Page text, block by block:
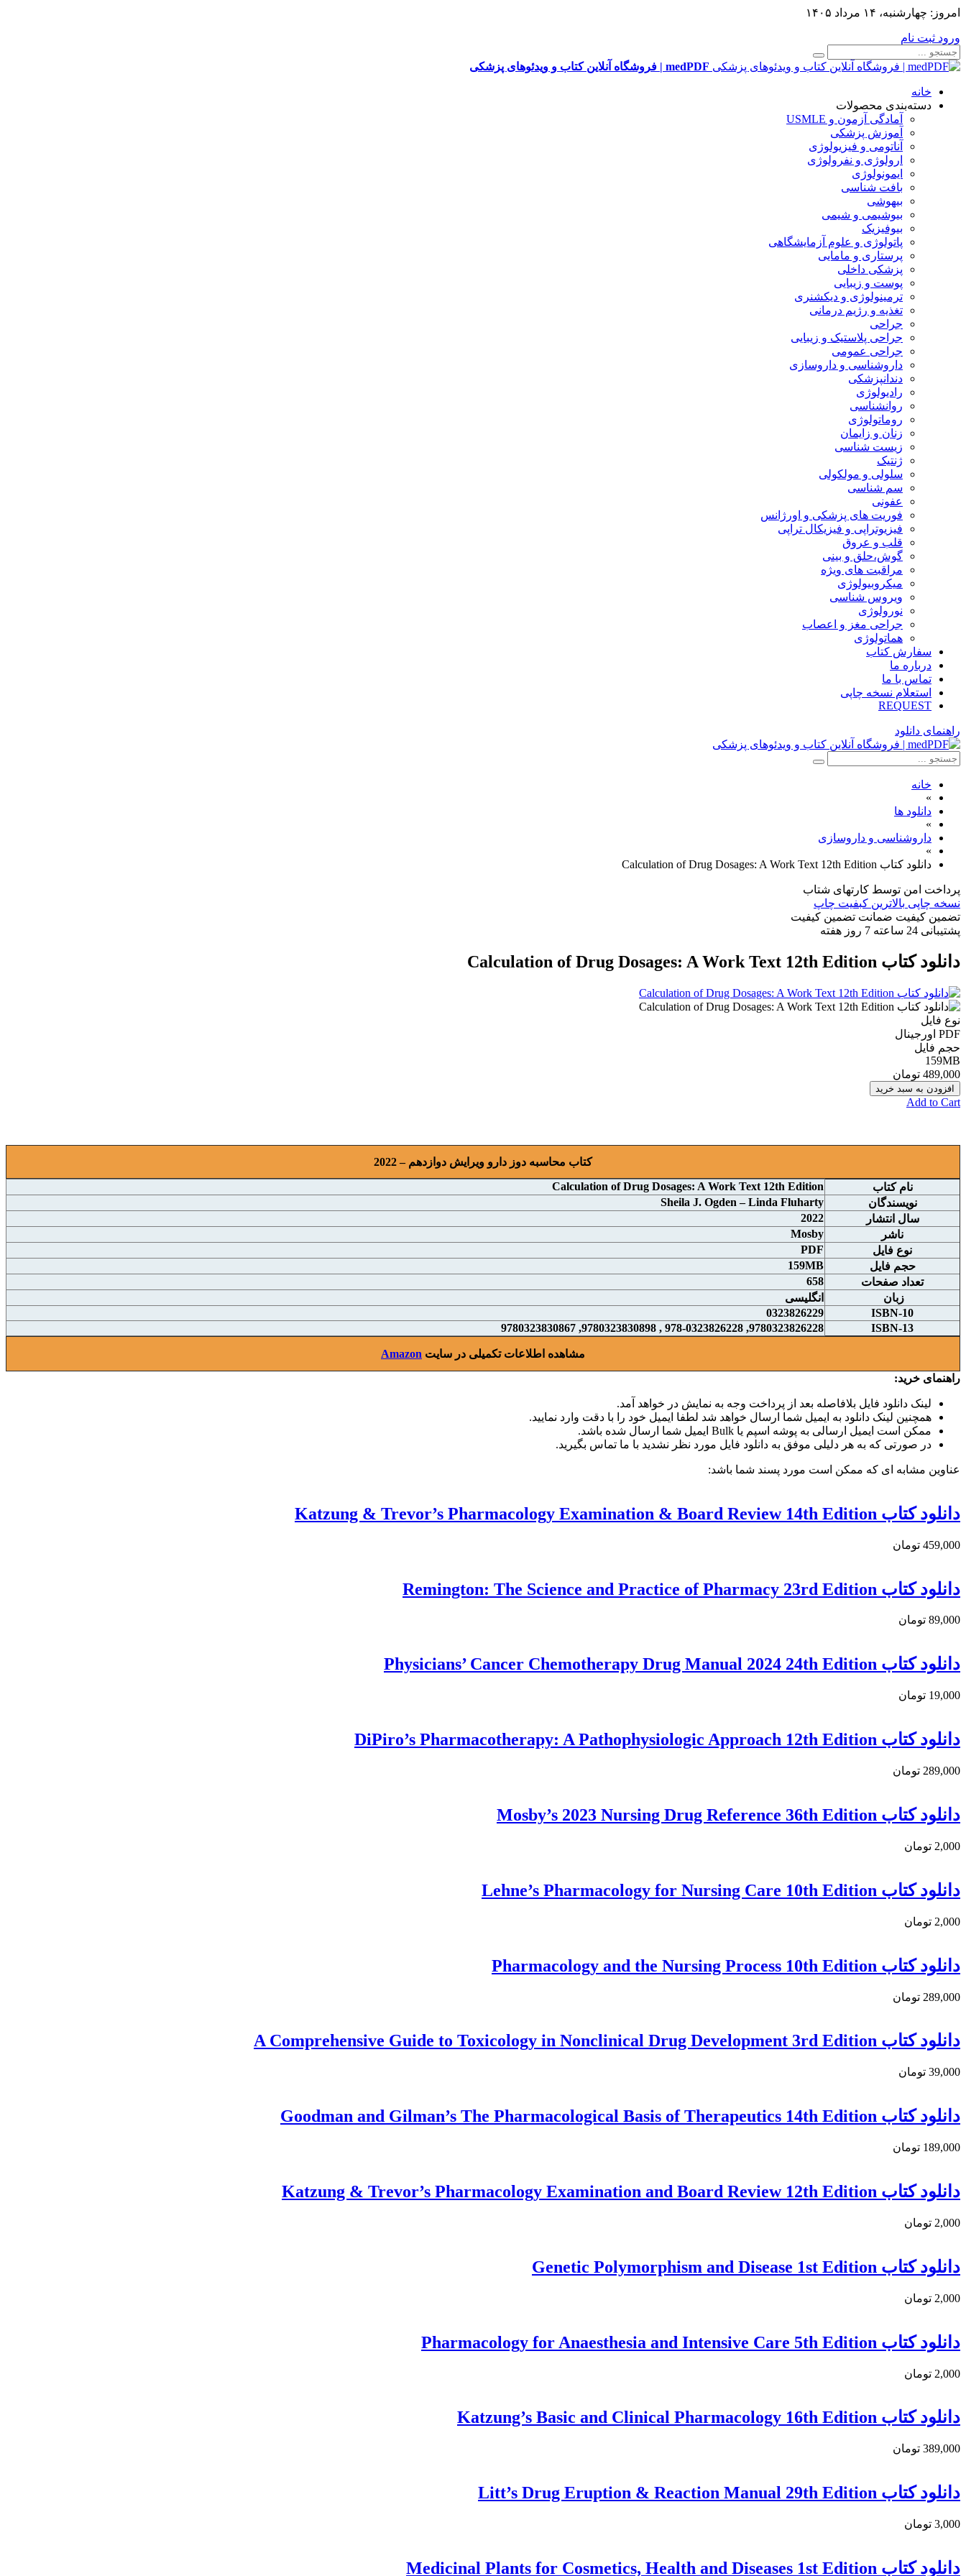
امروز: چهارشنبه، ۱۴ مرداد ۱۴۰۵
ورود ثبت نام
medPDF | فروشگاه آنلاین کتاب و ویدئوهای پزشکی
خانه
دسته‌بندی محصولات
آمادگی آزمون و USMLE
آموزش پزشکی
آناتومی و فیزیولوژی
ارولوژی و نفرولوژی
ایمونولوژی
بافت شناسی
بیهوشی
بیوشیمی و شیمی
بیوفیزیک
پاتولوژی و علوم آزمایشگاهی
پرستاری و مامایی
پزشکی داخلی
پوست و زیبایی
ترمینولوژی و دیکشنری
تغذیه و رژیم درمانی
جراحی
جراحی پلاستیک و زیبایی
جراحی عمومی
داروشناسی و داروسازی
دندانپزشکی
رادیولوژی
روانشناسی
روماتولوژی
زنان و زایمان
زیست شناسی
ژنتیک
سلولی و مولکولی
سم شناسی
عفونی
فوریت های پزشکی و اورژانس
فیزیوتراپی و فیزیکال تراپی
قلب و عروق
گوش،حلق و بینی
مراقبت های ویژه
میکروبیولوژی
ویروس شناسی
نورولوژی
جراحی مغز و اعصاب
هماتولوژی
سفارش کتاب
درباره ما
تماس با ما
استعلام نسخه چاپی
REQUEST
راهنمای دانلود
خانه
»
دانلود ها
»
داروشناسی و داروسازی
»
دانلود كتاب Calculation of Drug Dosages: A Work Text 12th Edition
پرداخت امن توسط کارتهای شتاب
نسخه چاپی بالاترین کبفیت چاپ
تضمین کیفیت ضمانت تضمین کیفیت
پشتیبانی 24 ساعته 7 روز هفته
دانلود كتاب Calculation of Drug Dosages: A Work Text 12th Edition
نوع فایل
PDF اورجينال
حجم فایل
159MB
489,000 تومان
افزودن به سبد خرید
Add to Cart
کتاب محاسبه دوز دارو ویرایش دوازدهم – 2022
نام کتاب
Calculation of Drug Dosages: A Work Text 12th Edition
نويسندگان
Sheila J. Ogden – Linda Fluharty
سال انتشار
2022
ناشر
Mosby
نوع فايل
PDF
حجم فايل
159MB
تعداد صفحات
658
زبان
انگلیسی
ISBN-10
0323826229
ISBN-13
9780323826228, 978-0323826228 , 9780323830898, 9780323830867
مشاهده اطلاعات تکمیلی در سایت Amazon
راهنمای خرید:
لینک دانلود فایل بلافاصله بعد از پرداخت وجه به نمایش در خواهد آمد.
همچنین لینک دانلود به ایمیل شما ارسال خواهد شد لطفا ایمیل خود را با دقت وارد نمایید.
ممکن است ایمیل ارسالی به پوشه اسپم یا Bulk ایمیل شما ارسال شده باشد.
در صورتی که به هر دلیلی موفق به دانلود فایل مورد نظر نشدید با ما تماس بگیرید.
عناوین مشابه ای که ممکن است مورد پسند شما باشد:
دانلود کتاب Katzung & Trevor’s Pharmacology Examination & Board Review 14th Edition
459,000 تومان
دانلود کتاب Remington: The Science and Practice of Pharmacy 23rd Edition
89,000 تومان
دانلود کتاب Physicians’ Cancer Chemotherapy Drug Manual 2024 24th Edition
19,000 تومان
دانلود کتاب DiPiro’s Pharmacotherapy: A Pathophysiologic Approach 12th Edition
289,000 تومان
دانلود كتاب Mosby’s 2023 Nursing Drug Reference 36th Edition
2,000 تومان
دانلود کتاب Lehne’s Pharmacology for Nursing Care 10th Edition
2,000 تومان
دانلود کتاب Pharmacology and the Nursing Process 10th Edition
289,000 تومان
دانلود کتاب A Comprehensive Guide to Toxicology in Nonclinical Drug Development 3rd Edition
39,000 تومان
دانلود کتاب Goodman and Gilman’s The Pharmacological Basis of Therapeutics 14th Edition
189,000 تومان
دانلود کتاب Katzung & Trevor’s Pharmacology Examination and Board Review 12th Edition
2,000 تومان
دانلود كتاب Genetic Polymorphism and Disease 1st Edition
2,000 تومان
دانلود کتاب Pharmacology for Anaesthesia and Intensive Care 5th Edition
2,000 تومان
دانلود کتاب Katzung’s Basic and Clinical Pharmacology 16th Edition
389,000 تومان
دانلود كتاب Litt’s Drug Eruption & Reaction Manual 29th Edition
3,000 تومان
دانلود كتاب Medicinal Plants for Cosmetics, Health and Diseases 1st Edition